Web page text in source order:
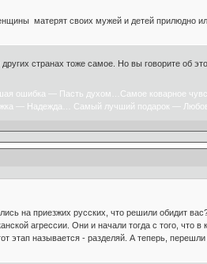
матерят своих мужей и детей прилюдно
странах тоже самое. Но вы говорите об
ошибка — Пасть духом…Самое коварное
— Надежда… Самый лучший подарок —
на приезжих русских, что решили обидит
агрессии. Они и начали тогда с того,
этап называется - разделяй. А теперь,